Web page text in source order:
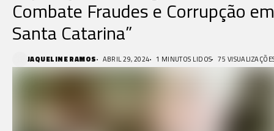
Combate Fraudes e Corrupção em
Santa Catarina”
JAQUELINE RAMOS ABRIL 29, 2024 1 MINUTOS LIDOS 75